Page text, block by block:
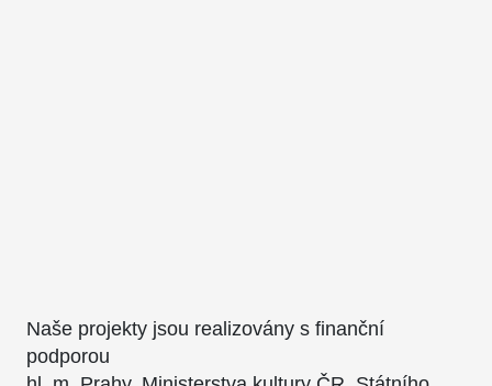
Naše projekty jsou realizovány s finanční
podporou